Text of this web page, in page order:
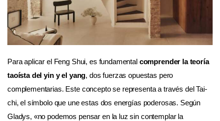
Para aplicar el Feng Shui, es fundamental comprender la teoría
taoísta del yin y el yang, dos fuerzas opuestas pero
complementarias. Este concepto se representa a través del Tai-
chi, el símbolo que une estas dos energías poderosas. Según
Gladys, «no podemos pensar en la luz sin contemplar la